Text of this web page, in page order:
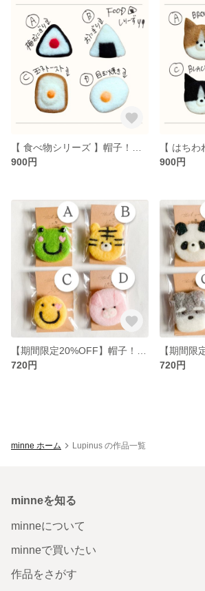
900円
900円
720円
720円
minne ホーム Lupinus の作品一覧
minneを知る
minneについて
minneで買いたい
作品をさがす